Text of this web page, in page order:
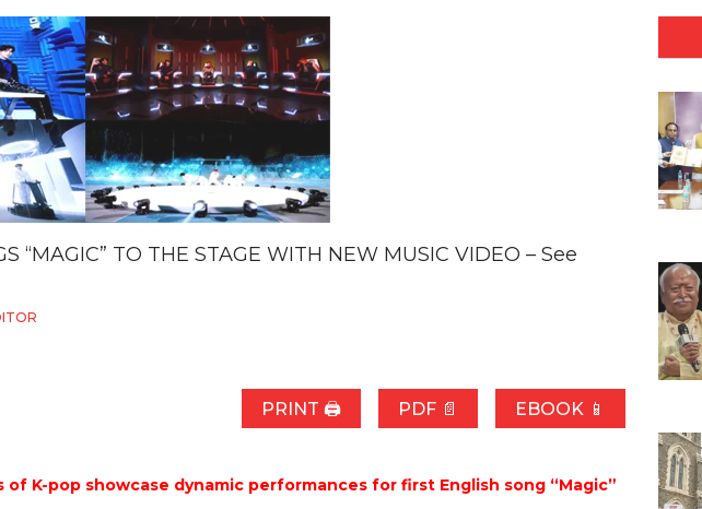
“MAGIC” TO THE STAGE WITH NEW MUSIC VIDEO – See
PRINT 🖨 PDF 📄 EBOOK 📱
of K-pop showcase dynamic performances for first English song “Magic”